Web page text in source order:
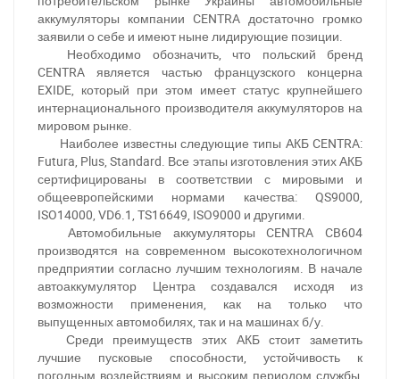
аккумуляторы компании CENTRA достаточно громко
заявили о себе и имеют ныне лидирующие позиции.
Необходимо обозначить, что польский бренд
CENTRA является частью французского концерна
EXIDE, который при этом имеет статус крупнейшего
интернационального производителя аккумуляторов на
мировом рынке.
Наиболее известны следующие типы АКБ CENTRA:
Futura, Plus, Standard. Все этапы изготовления этих АКБ
сертифицированы в соответствии с мировыми и
общеевропейскими нормами качества: QS9000,
ISO14000, VD6.1, TS16649, ISO9000 и другими.
Автомобильные аккумуляторы CENTRA CB604
производятся на современном высокотехнологичном
предприятии согласно лучшим технологиям. В начале
автоаккумулятор Центра создавался исходя из
возможности применения, как на только что
выпущенных автомобилях, так и на машинах б/у.
Среди преимуществ этих АКБ стоит заметить
лучшие пусковые способности, устойчивость к
погодным воздействиям и высоким периодом службы,